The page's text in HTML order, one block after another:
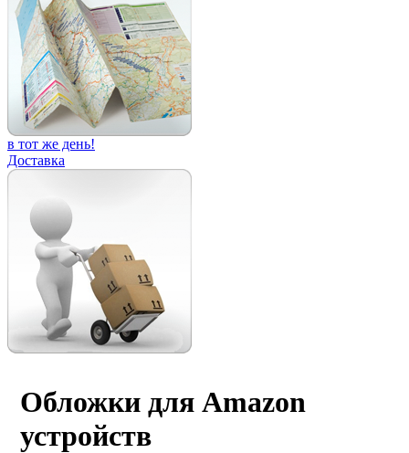
в тот же день!
Доставка
Обложки для Amazon
устройств